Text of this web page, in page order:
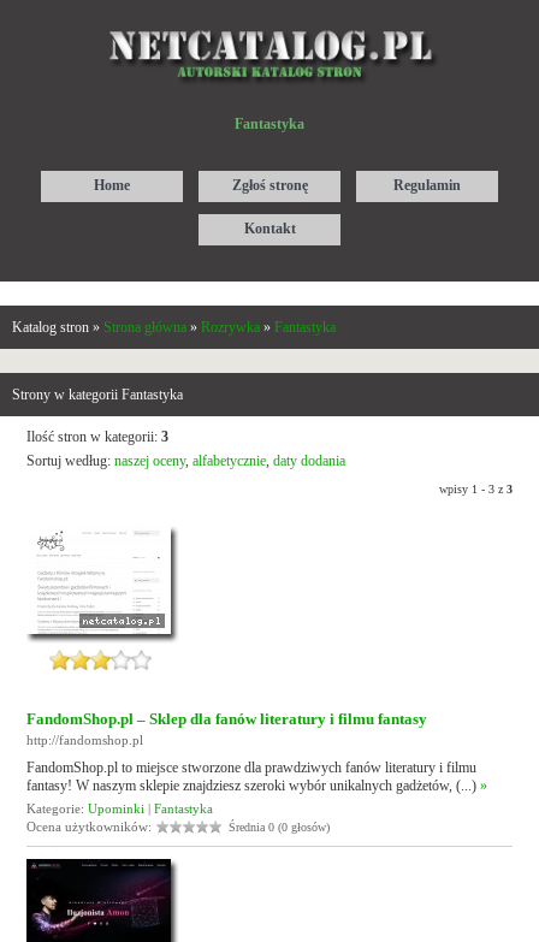
Fantastyka
Home Zgłoś stronę Regulamin
Kontakt
Katalog stron » Strona główna » Rozrywka » Fantastyka
Strony w kategorii Fantastyka
Ilość stron w kategorii:3
Sortuj według:naszej oceny,alfabetycznie ,daty dodania
wpisy 1 - 3 z 3
FandomShop.pl – Sklep dla fanów literatury i filmu fantasy
http://fandomshop.pl
FandomShop.pl to miejsce stworzone dla prawdziwych fanów literatury i filmu
fantasy! W naszym sklepie znajdziesz szeroki wybór unikalnych gadżetów, (...)»
Kategorie:Upominki |Fantastyka
Ocena użytkowników:
Średnia 0 (0 głosów)